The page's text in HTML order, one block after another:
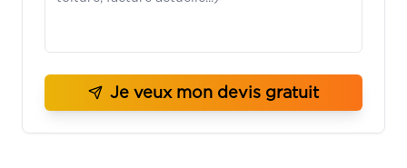
Je veux mon devis gratuit